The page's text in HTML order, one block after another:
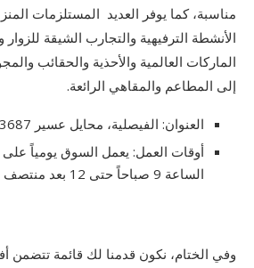
مناسبة، كما يوفر العديد المستلزمات
الأنشطة الترفيهية والتجارب الشيقة للزوار
الماركات العالمية والأحذية والحقائب
إلى المطاعم والمقاهي الرائعة.
العنوان: الفيصلية، محايل عسير 63687.
أوقات العمل: يعمل السوق يومياً على
الساعة 9 صباحاً حتى 12 بعد منتصف الليل.
وفي الختام، نكون قدمنا لك قائمة تتضمن